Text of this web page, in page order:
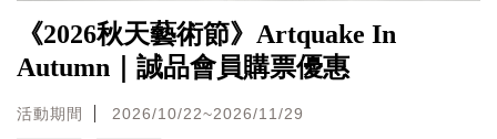
《2026秋天藝術節》Artquake In
Autumn｜誠品會員購票優惠
活動期間 2026/10/22~2026/11/29